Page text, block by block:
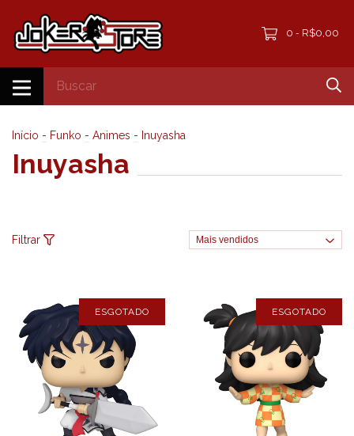
0 - R$0,00
Início - Funko - Animes - Inuyasha
Inuyasha
Filtrar
ESGOTADO ESGOTADO